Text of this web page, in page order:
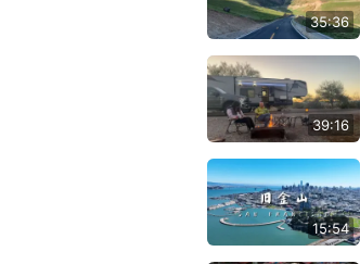
35:36
39:16
15:54